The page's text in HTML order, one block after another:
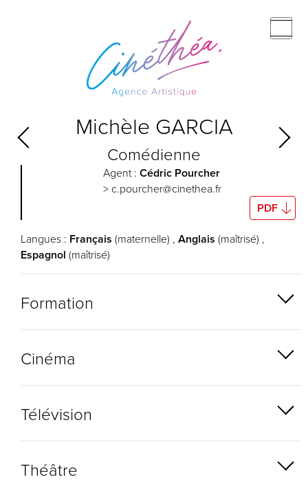
Michèle GARCIA
Comédienne
Agent : Cédric Pourcher
> c.pourcher@cinethea.fr
PDF
Langues : Français (maternelle) , Anglais (maîtrisé) ,
Espagnol (maîtrisé)
Formation
Cinéma
Télévision
Théâtre